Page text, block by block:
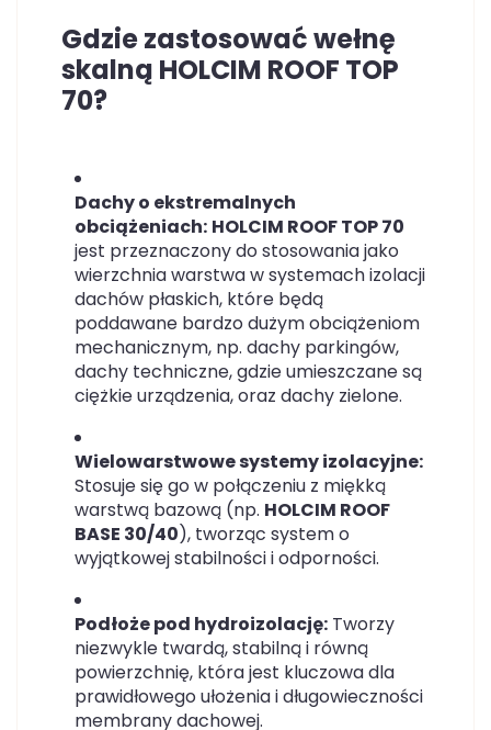
Gdzie zastosować wełnę
skalną HOLCIM ROOF TOP
70?
Dachy o ekstremalnych
obciążeniach: HOLCIM ROOF TOP 70
jest przeznaczony do stosowania jako
wierzchnia warstwa w systemach izolacji
dachów płaskich, które będą
poddawane bardzo dużym obciążeniom
mechanicznym, np. dachy parkingów,
dachy techniczne, gdzie umieszczane są
ciężkie urządzenia, oraz dachy zielone.
Wielowarstwowe systemy izolacyjne:
Stosuje się go w połączeniu z miękką
warstwą bazową (np. HOLCIM ROOF
BASE 30/40), tworząc system o
wyjątkowej stabilności i odporności.
Podłoże pod hydroizolację: Tworzy
niezwykle twardą, stabilną i równą
powierzchnię, która jest kluczowa dla
prawidłowego ułożenia i długowieczności
membrany dachowej.